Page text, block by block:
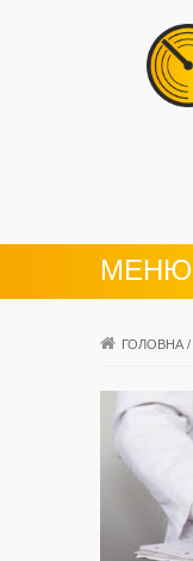
МЕНЮ
ГОЛОВНА /